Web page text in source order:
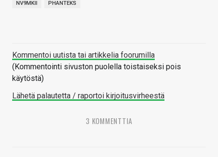
NV9MKII PHANTEKS
Kommentoi uutista tai artikkelia foorumilla
(Kommentointi sivuston puolella toistaiseksi pois
käytöstä)
Lähetä palautetta / raportoi kirjoitusvirheestä
3 KOMMENTTIA